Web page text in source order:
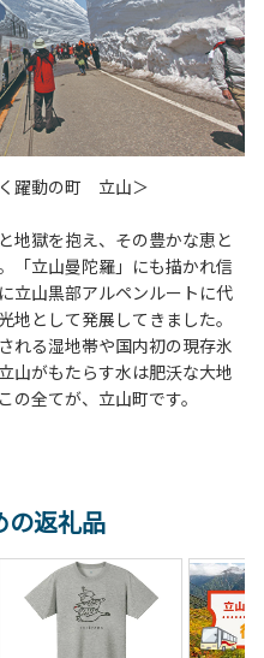
躍動の町 立山＞
地獄を抱え、その豊かな恵と
「立山曼陀羅」にも描かれ信
立山黒部アルペンルートに代
として発展してきました。
れる湿地帯や国内初の現存氷
山がもたらす水は肥沃な大地
全てが、立山町です。
の返礼品